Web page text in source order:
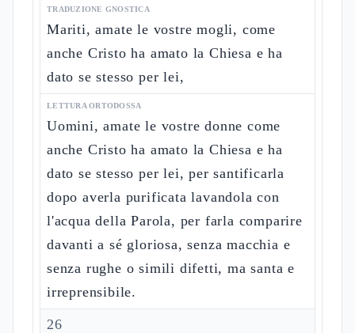
TRADUZIONE GNOSTICA
Mariti, amate le vostre mogli, come
anche Cristo ha amato la Chiesa e ha
dato se stesso per lei,
LETTURA ORTODOSSA
Uomini, amate le vostre donne come
anche Cristo ha amato la Chiesa e ha
dato se stesso per lei, per santificarla
dopo averla purificata lavandola con
l'acqua della Parola, per farla comparire
davanti a sé gloriosa, senza macchia e
senza rughe o simili difetti, ma santa e
irreprensibile.
26